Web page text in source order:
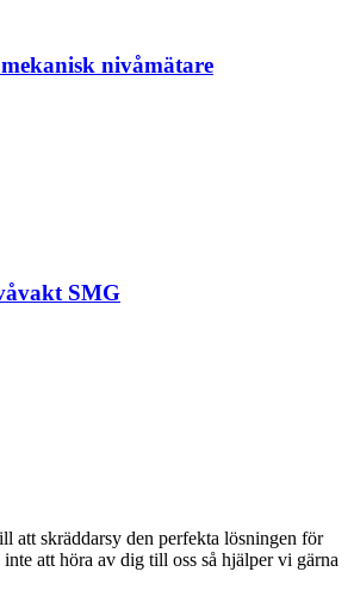
nivåmätare
SMG
att skräddarsy den perfekta lösningen för
att höra av dig till oss så hjälper vi gärna